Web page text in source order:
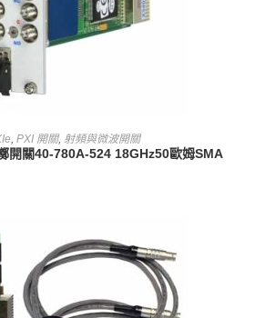
查看內容
, PXI 開關, 射頻與微波開關
開關40-780A-524 18GHz50歐姆SMA